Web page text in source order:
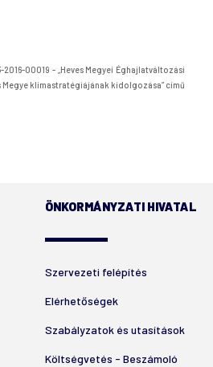
2016-00019 - „Heves Megyei Éghajlatváltozási
Megye klímastratégiájának kidolgozása” című
ÖNKORMÁNYZATI HIVATAL
Szervezeti felépítés
Elérhetőségek
Szabályzatok és utasítások
Költségvetés - Beszámoló